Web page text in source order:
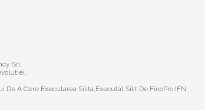
Srl,
A Cere Executarea Silita,Executat Silit De FinoPro IFN,